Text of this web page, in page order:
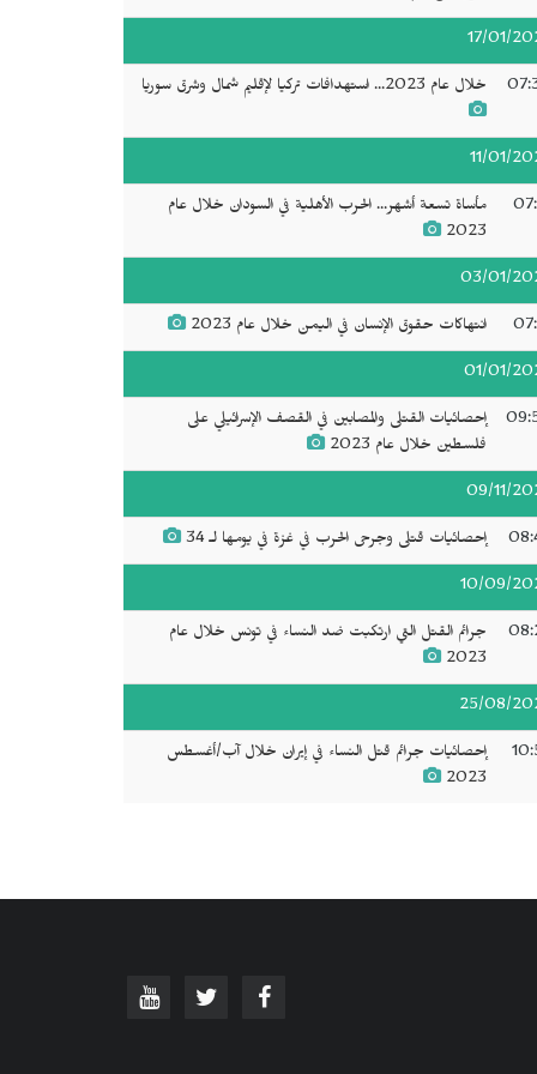
17/01/
خلال عام 2023... استهدافات تركيا لإقليم شمال وشرق سوريا
11/01/
مأساة تسعة أشهر... الحرب الأهلية في السودان خلال عام
2023
03/01/
انتهاكات حقوق الإنسان في اليمن خلال عام 2023
01/01/
إحصائيات القتلى والمصابين في القصف الإسرائيلي على
فلسطين خلال عام 2023
09/11/
إحصائيات قتلى وجرحى الحرب في غزة في يومها لـ 34
10/09/
جرائم القتل التي ارتكبت ضد النساء في تونس خلال عام
2023
25/08/
إحصائيات جرائم قتل النساء في إيران خلال آب/أغسطس
2023